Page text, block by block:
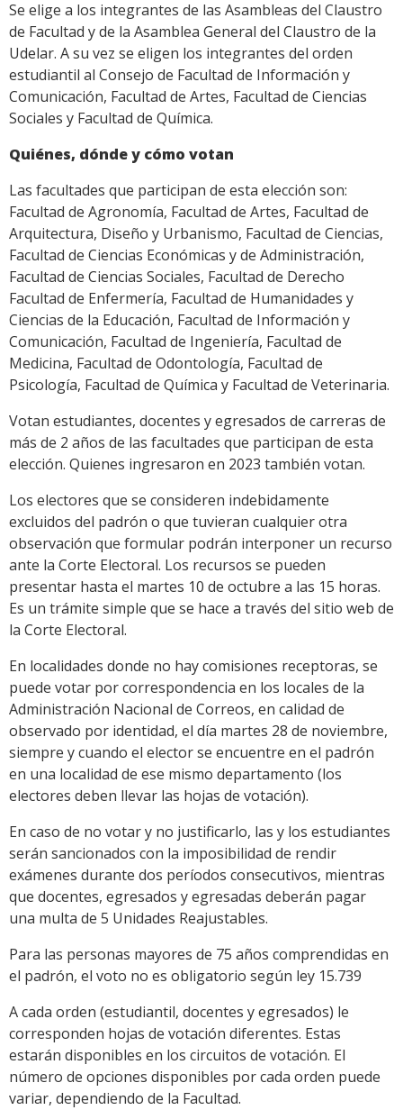
Se elige a los integrantes de las Asambleas del Claustro
de Facultad y de la Asamblea General del Claustro de la
Udelar. A su vez se eligen los integrantes del orden
estudiantil al Consejo de Facultad de Información y
Comunicación, Facultad de Artes, Facultad de Ciencias
Sociales y Facultad de Química.
Quiénes, dónde y cómo votan
Las facultades que participan de esta elección son:
Facultad de Agronomía, Facultad de Artes, Facultad de
Arquitectura, Diseño y Urbanismo, Facultad de Ciencias,
Facultad de Ciencias Económicas y de Administración,
Facultad de Ciencias Sociales, Facultad de Derecho
Facultad de Enfermería, Facultad de Humanidades y
Ciencias de la Educación, Facultad de Información y
Comunicación, Facultad de Ingeniería, Facultad de
Medicina, Facultad de Odontología, Facultad de
Psicología, Facultad de Química y Facultad de Veterinaria.
Votan estudiantes, docentes y egresados de carreras de
más de 2 años de las facultades que participan de esta
elección. Quienes ingresaron en 2023 también votan.
Los electores que se consideren indebidamente
excluidos del padrón o que tuvieran cualquier otra
observación que formular podrán interponer un recurso
ante la Corte Electoral. Los recursos se pueden
presentar hasta el martes 10 de octubre a las 15 horas.
Es un trámite simple que se hace a través del sitio web de
la Corte Electoral.
En localidades donde no hay comisiones receptoras, se
puede votar por correspondencia en los locales de la
Administración Nacional de Correos, en calidad de
observado por identidad, el día martes 28 de noviembre,
siempre y cuando el elector se encuentre en el padrón
en una localidad de ese mismo departamento (los
electores deben llevar las hojas de votación).
En caso de no votar y no justificarlo, las y los estudiantes
serán sancionados con la imposibilidad de rendir
exámenes durante dos períodos consecutivos, mientras
que docentes, egresados y egresadas deberán pagar
una multa de 5 Unidades Reajustables.
Para las personas mayores de 75 años comprendidas en
el padrón, el voto no es obligatorio según ley 15.739
A cada orden (estudiantil, docentes y egresados) le
corresponden hojas de votación diferentes. Estas
estarán disponibles en los circuitos de votación. El
número de opciones disponibles por cada orden puede
variar, dependiendo de la Facultad.